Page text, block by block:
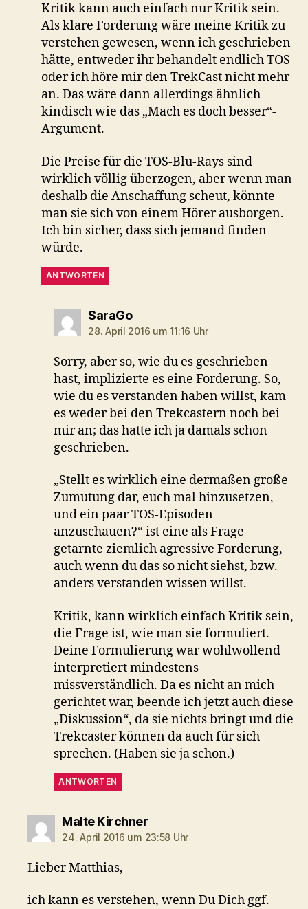
Kritik kann auch einfach nur Kritik sein.
Als klare Forderung wäre meine Kritik zu
verstehen gewesen, wenn ich geschrieben
hätte, entweder ihr behandelt endlich TOS
oder ich höre mir den TrekCast nicht mehr
an. Das wäre dann allerdings ähnlich
kindisch wie das „Mach es doch besser“-
Argument.
Die Preise für die TOS-Blu-Rays sind
wirklich völlig überzogen, aber wenn man
deshalb die Anschaffung scheut, könnte
man sie sich von einem Hörer ausborgen.
Ich bin sicher, dass sich jemand finden
würde.
ANTWORTEN
SaraGosagt:
28. April 2016 um 11:16 Uhr
Sorry, aber so, wie du es geschrieben
hast, implizierte es eine Forderung. So,
wie du es verstanden haben willst, kam
es weder bei den Trekcastern noch bei
mir an; das hatte ich ja damals schon
geschrieben.
„Stellt es wirklich eine dermaßen große
Zumutung dar, euch mal hinzusetzen,
und ein paar TOS-Episoden
anzuschauen?“ ist eine als Frage
getarnte ziemlich agressive Forderung,
auch wenn du das so nicht siehst, bzw.
anders verstanden wissen willst.
Kritik, kann wirklich einfach Kritik sein,
die Frage ist, wie man sie formuliert.
Deine Formulierung war wohlwollend
interpretiert mindestens
missverständlich. Da es nicht an mich
gerichtet war, beende ich jetzt auch diese
„Diskussion“, da sie nichts bringt und die
Trekcaster können da auch für sich
sprechen. (Haben sie ja schon.)
ANTWORTEN
Malte Kirchnersagt:
24. April 2016 um 23:58 Uhr
Lieber Matthias,
ich kann es verstehen, wenn Du Dich ggf.